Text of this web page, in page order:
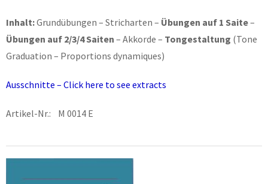
Inhalt:Grundübungen – Stricharten – Übungen auf 1 Saite–
Übungen auf 2/3/4 Saiten – Akkorde – Tongestaltung (Tone
Graduation – Proportions dynamiques)
Ausschnitte – Click here to see extracts
Artikel-Nr.: M 0014 E